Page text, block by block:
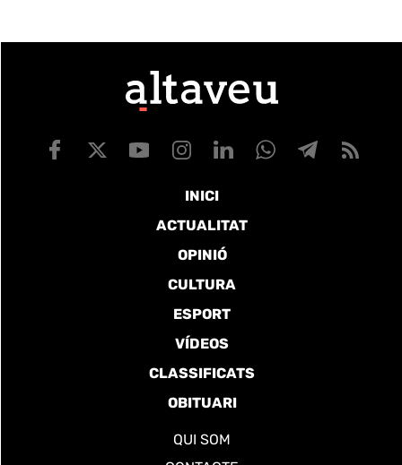
INICI
ACTUALITAT
OPINIÓ
CULTURA
ESPORT
VÍDEOS
CLASSIFICATS
OBITUARI
QUI SOM